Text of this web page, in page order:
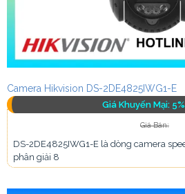
Camera Hikvision DS-2DE4825IWG1-E
Giá Khuyến Mại:
Giá Bán:
DS-2DE4825IWG1-E là dòng camera
phân giải 8